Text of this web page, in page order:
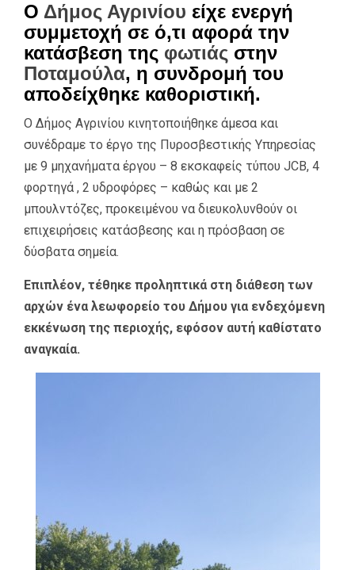
Ο Δήμος Αγρινίου είχε ενεργή
συμμετοχή σε ό,τι αφορά την
κατάσβεση της φωτιάς στην
Ποταμούλα, η συνδρομή του
αποδείχθηκε καθοριστική.
Ο Δήμος Αγρινίου κινητοποιήθηκε άμεσα και
συνέδραμε το έργο της Πυροσβεστικής Υπηρεσίας
με 9 μηχανήματα έργου – 8 εκσκαφείς τύπου JCB, 4
φορτηγά , 2 υδροφόρες – καθώς και με 2
μπουλντόζες, προκειμένου να διευκολυνθούν οι
επιχειρήσεις κατάσβεσης και η πρόσβαση σε
δύσβατα σημεία.
Επιπλέον, τέθηκε προληπτικά στη διάθεση των
αρχών ένα λεωφορείο του Δήμου για ενδεχόμενη
εκκένωση της περιοχής, εφόσον αυτή καθίστατο
αναγκαία.